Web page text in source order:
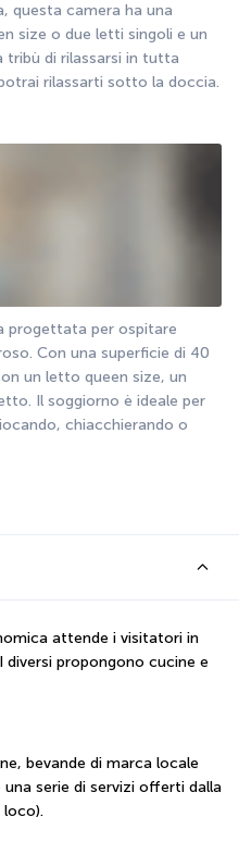
questa camera ha una
size o due letti singoli e un
di rilassarsi in tutta
rilassarti sotto la doccia.
progettata per ospitare
Con una superficie di 40
un letto queen size, un
Il soggiorno è ideale per
chiacchierando o
attende i visitatori in
propongono cucine e
bevande di marca locale
serie di servizi offerti dalla
loco).